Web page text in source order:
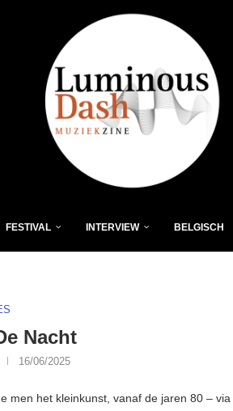
FESTIVAL INTERVIEW BELGISCH
Nacht
16/06/2025
men het kleinkunst, vanaf de jaren 80 – via